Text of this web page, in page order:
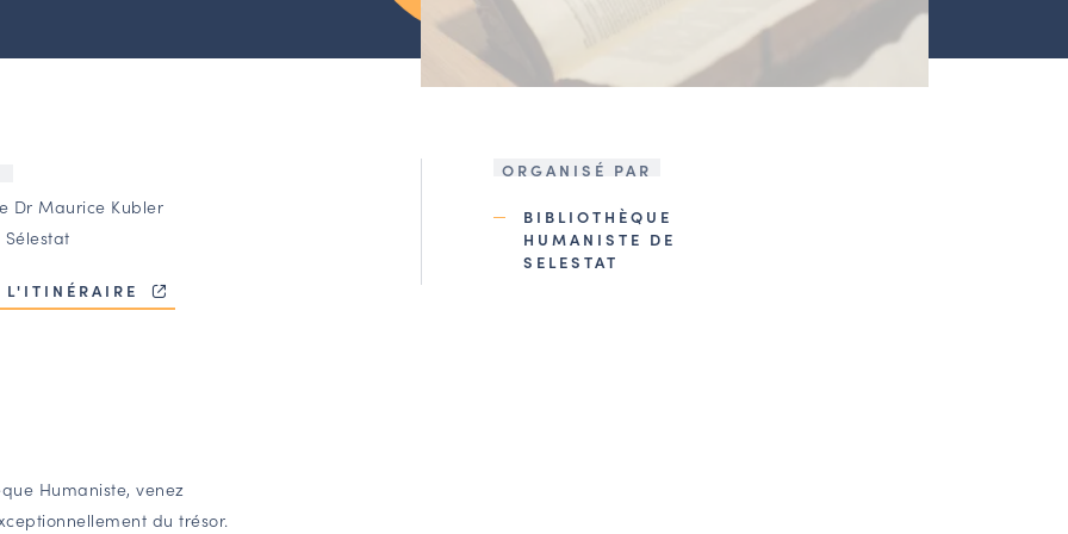
Dr Maurice Kubler
L'ITINÉRAIRE
Humaniste, venez
du trésor.
ORGANISÉ PAR
BIBLIOTHÈQUE
HUMANISTE DE
SELESTAT